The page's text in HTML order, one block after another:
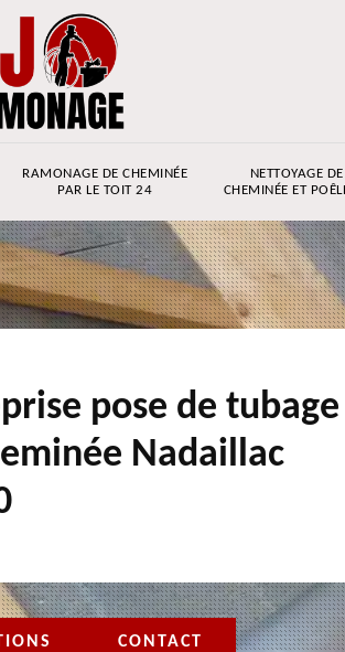
RAMONAGE DE CHEMINÉE
PAR LE TOIT 24
NETTOYAGE DE
CHEMINÉE ET
pose de tubage
Nadaillac
CONTACT